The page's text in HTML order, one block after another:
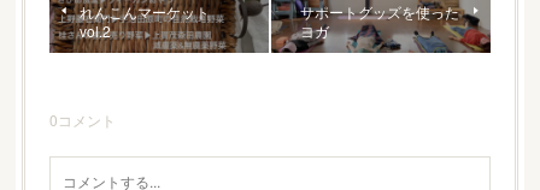
れんこんマーケット
vol.2
サポートグッズを使った
ヨガ
0コメント